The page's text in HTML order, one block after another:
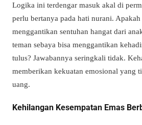
Logika ini terdengar masuk akal di
perlu bertanya pada hati nurani.
menggantikan sentuhan hangat dari
teman sebaya bisa menggantikan
tulus? Jawabannya seringkali tidak.
memberikan kekuatan emosional yang
uang.
Kehilangan Kesempatan Emas